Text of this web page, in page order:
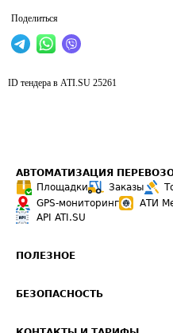
Поделиться
ID тендера в ATI.SU 25261
АВТОМАТИЗАЦИЯ
Площадки
Заказы
GPS-мониторинг
АТИ
API ATI.SU
ПОЛЕЗНОЕ
Звезды ATI.SU на вашем сайте
БЕЗОПАСНОСТЬ